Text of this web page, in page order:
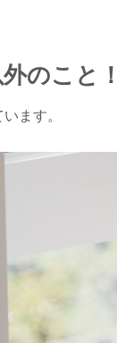
のこと
ます。